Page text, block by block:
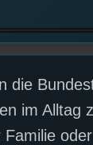
die
im Alltag
Familie